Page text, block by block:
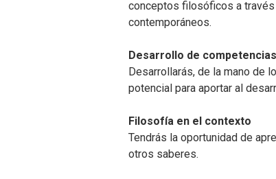
conceptos filosóficos a
contemporáneos.
Desarrollo de competencias
Desarrollarás, de la mano de
potencial para aportar al
Filosofía en el contexto
Tendrás la oportunidad de
otros saberes.